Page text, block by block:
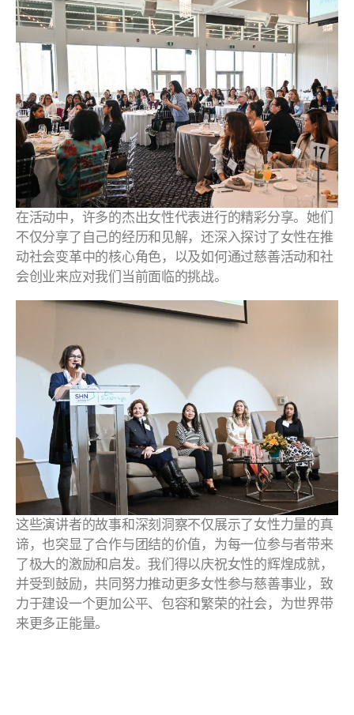
在活动中，许多的杰出女性代表进行的精彩分享。她们
不仅分享了自己的经历和见解，还深入探讨了女性在推
动社会变革中的核心角色，以及如何通过慈善活动和社
会创业来应对我们当前面临的挑战。
这些演讲者的故事和深刻洞察不仅展示了女性力量的真
谛，也突显了合作与团结的价值，为每一位参与者带来
了极大的激励和启发。我们得以庆祝女性的辉煌成就，
并受到鼓励，共同努力推动更多女性参与慈善事业，致
力于建设一个更加公平、包容和繁荣的社会，为世界带
来更多正能量。